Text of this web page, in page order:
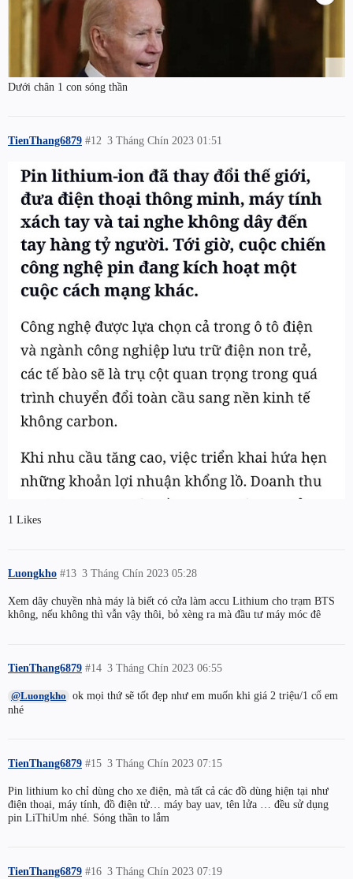
Dưới chân 1 con sóng thần
TienThang6879 3 Tháng Chín 2023 01:51
#12
1 Likes
Luongkho 3 Tháng Chín 2023 05:28
#13
Xem dây chuyền nhà máy là biết có cửa làm accu Lithium cho trạm BTS
không, nếu không thì vẫn vậy thôi, bỏ xèng ra mà đầu tư máy móc đê
TienThang6879 3 Tháng Chín 2023 06:55
#14
@Luongkho ok mọi thứ sẽ tốt đẹp như em muốn khi giá 2 triệu/1 cổ em
nhé
TienThang6879 3 Tháng Chín 2023 07:15
#15
Pin lithium ko chỉ dùng cho xe điện, mà tất cả các đồ dùng hiện tại như
điện thoại, máy tính, đồ điện tử… máy bay uav, tên lửa … đều sử dụng
pin LiThiUm nhé. Sóng thần to lắm
TienThang6879 3 Tháng Chín 2023 07:19
#16